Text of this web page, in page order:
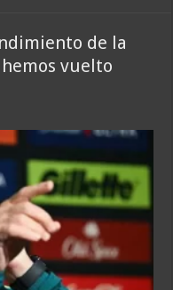
de la
hemos vuelto